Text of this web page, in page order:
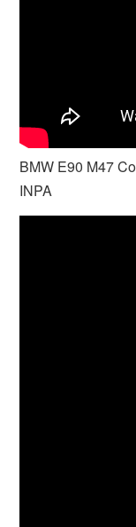
BMW E90 M47
INPA